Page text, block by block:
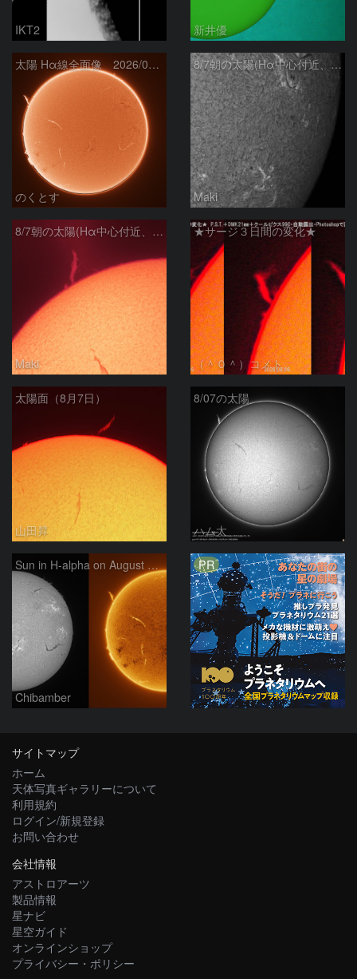
IKT2 新井優
太陽 Hα線全面像 2026/08/07
のくとす
8/7朝の太陽(Hα中心付近、4498、4502付近)
Maki
8/7朝の太陽(Hα中心付近、プロミネンス)
Maki
★サージ３日間の変化★
（＾０＾）コメト
太陽面（8月7日）
山田昇
8/07の太陽
ハム太
Sun in H-alpha on August 7, 2026
Chibamber
PR
サイトマップ
ホーム
天体写真ギャラリーについて
利用規約
ログイン/新規登録
お問い合わせ
会社情報
アストロアーツ
製品情報
星ナビ
星空ガイド
オンラインショップ
プライバシー・ポリシー